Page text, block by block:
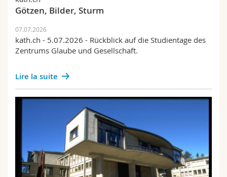
Götzen, Bilder, Sturm
07.07.2026
kath.ch - 5.07.2026 - Rückblick auf die Studientage des
Zentrums Glaube und Gesellschaft.
Lire la suite